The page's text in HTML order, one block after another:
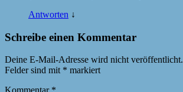
Antworten ↓
Schreibe einen Kommentar
Deine E-Mail-Adresse wird nicht veröffentlicht.
Felder sind mit * markiert